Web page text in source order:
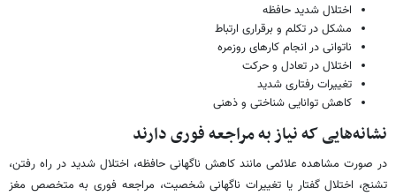
اختلال شدید حافظه
مشکل در تکلم و برقراری ارتباط
ناتوانی در انجام کارهای روزمره
اختلال در تعادل و حرکت
تغییرات رفتاری شدید
کاهش توانایی شناختی و ذهنی
نشانه‌هایی که نیاز به مراجعه فوری دارند
در صورت مشاهده علائمی مانند کاهش ناگهانی حافظه، اختلال شدید در راه رفتن،
تشنج، اختلال گفتار یا تغییرات ناگهانی شخصیت، مراجعه فوری به متخصص مغز